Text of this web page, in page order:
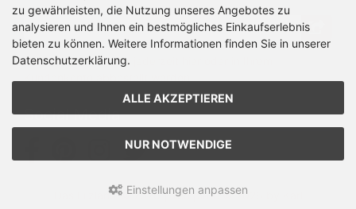
Der Newsletter kann jederzeit hier oder in Ihrem
Social Media
Das Filzland © 2026 | Template © 2026 by Karl
zu gewährleisten, die Nutzung unseres Angebotes zu
analysieren und Ihnen ein bestmögliches Einkaufserlebnis
bieten zu können. Weitere Informationen finden Sie in unserer
Datenschutzerklärung.
ALLE AKZEPTIEREN
NUR NOTWENDIGE
Einstellungen anpassen